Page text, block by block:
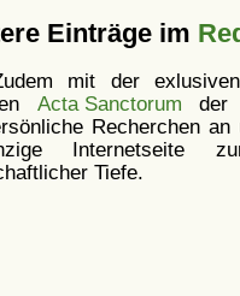
Einträge im
mit der
Acta Sanctorum der
Recherchen an
Internetseite
Tiefe.